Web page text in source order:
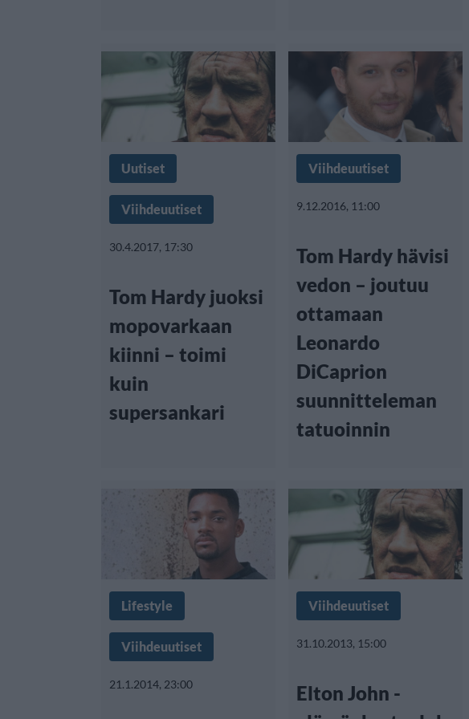
Uutiset
Viihdeuutiset
30.4.2017, 17:30
Tom Hardy juoksi
mopovarkaan
kiinni – toimi
kuin
supersankari
Viihdeuutiset
9.12.2016, 11:00
Tom Hardy hävisi
vedon – joutuu
ottamaan
Leonardo
DiCaprion
suunnitteleman
tatuoinnin
Lifestyle
Viihdeuutiset
21.1.2014, 23:00
Viihdeuutiset
31.10.2013, 15:00
Elton John -